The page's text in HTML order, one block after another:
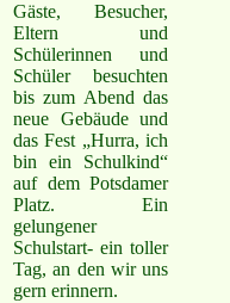
Gäste, Besucher,
Eltern und
Schülerinnen und
Schüler besuchten
bis zum Abend das
neue Gebäude und
das Fest „Hurra, ich
bin ein Schulkind“
auf dem Potsdamer
Platz. Ein
gelungener
Schulstart- ein toller
Tag, an den wir uns
gern erinnern.